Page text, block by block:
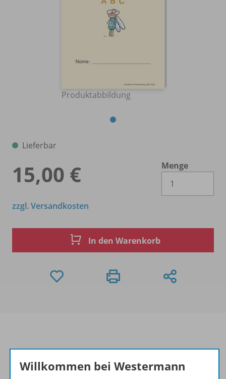
Produktabbildung
Lieferbar
15,00 €
Menge
zzgl. Versandkosten
In den Warenkorb
Produktinformationen
Willkommen bei Westermann